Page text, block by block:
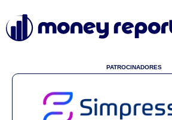
PATROCINADORES